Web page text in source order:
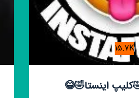
15.7K
اینستا🤣😂